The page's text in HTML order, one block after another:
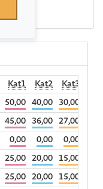
Kat1 Kat2 Kat3
50,00 40,00 30,00
45,00 36,00
27,00
0,00 0,00
0,00
25,00 20,00
15,00
25,00 20,00 15,00